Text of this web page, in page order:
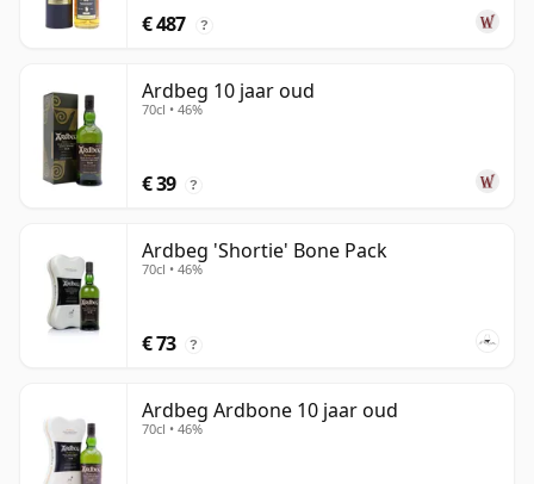
€ 487 ?
Ardbeg 10 jaar oud
70cl • 46%
€ 39 ?
Ardbeg 'Shortie' Bone Pack
70cl • 46%
€ 73 ?
Ardbeg Ardbone 10 jaar oud
70cl • 46%